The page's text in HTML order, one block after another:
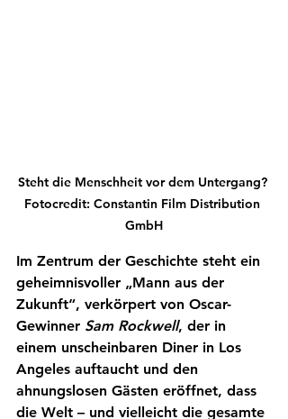
Steht die Menschheit vor dem Untergang?
Fotocredit: Constantin Film Distribution
GmbH
Im Zentrum der Geschichte steht ein
geheimnisvoller „Mann aus der
Zukunft“, verkörpert von Oscar-
Gewinner Sam Rockwell, der in
einem unscheinbaren Diner in Los
Angeles auftaucht und den
ahnungslosen Gästen eröffnet, dass
die Welt – und vielleicht die gesamte